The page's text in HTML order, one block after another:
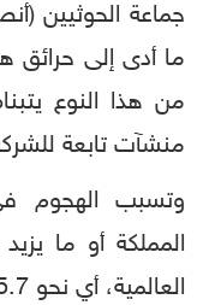
جماعة الحوثيين
ما أدى إلى حرائق
من هذا النوع
منشآت تابعة
وتسبب الهجوم
المملكة أو ما
العالمية، أي نحو 5.7 ملايين برميل يومياً.